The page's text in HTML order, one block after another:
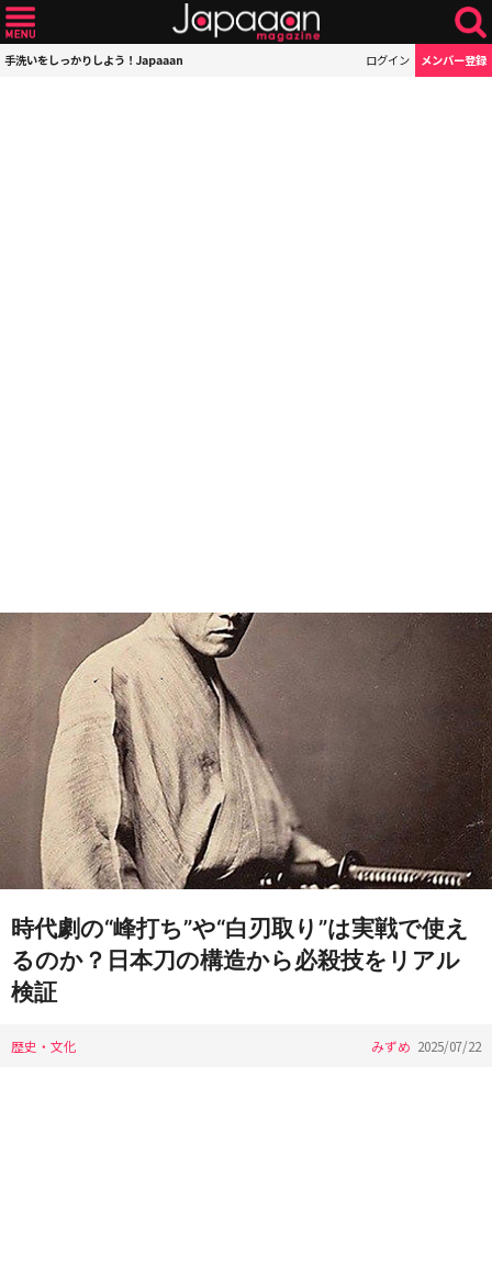
手洗いをしっかりしよう！Japaaan ログイン メンバー登録
時代劇の“峰打ち”や“白刃取り”は実戦で使え
るのか？日本刀の構造から必殺技をリアル
検証
歴史・文化 みずめ 2025/07/22